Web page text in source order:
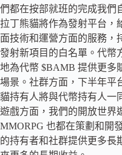
們都在按部就班的完成我們
拉丁熊貓將作為發射平台，
面技術和運營方面的服務，
發射新項目的白名單。代幣
地為代幣 $BAMB 提供更多
場景。社群方面，下半年平
貓持有人將與代幣持有人一
遊戲方面，我們的開放世界
MMORPG 也都在策劃和開
的持有者和社群提供更多長